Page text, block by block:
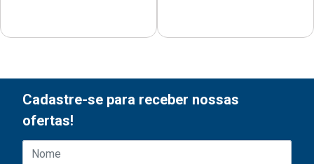
Cadastre-se para receber nossas
ofertas!